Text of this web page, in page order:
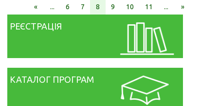
« ... 6 7 8 9 10 11 ... »
РЕЄСТРАЦІЯ
КАТАЛОГ ПРОГРАМ